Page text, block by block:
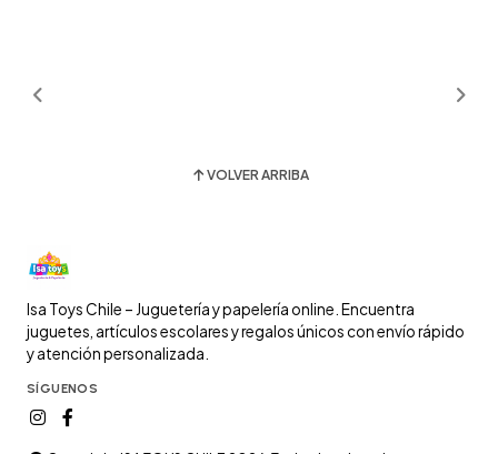
VOLVER ARRIBA
Isa Toys Chile – Juguetería y papelería online. Encuentra
juguetes, artículos escolares y regalos únicos con envío rápido
y atención personalizada.
SÍGUENOS